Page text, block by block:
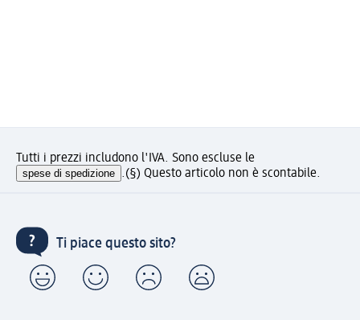
Tutti i prezzi includono l'IVA. Sono escluse le
spese di spedizione .(§) Questo articolo non è scontabile.
Ti piace questo sito?